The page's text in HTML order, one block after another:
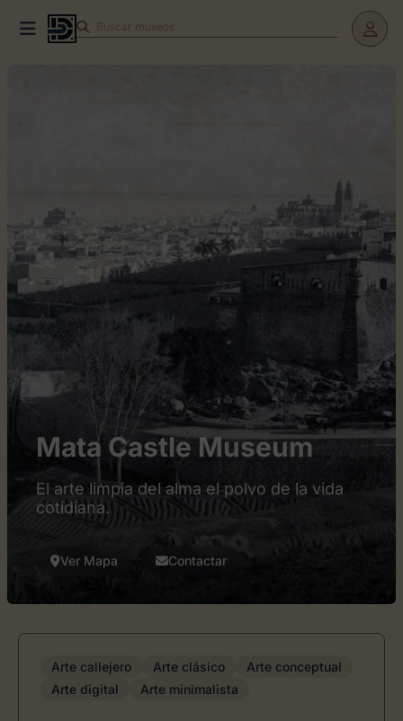
Buscar teatros
Mata Castle Museum
El arte limpia del alma el polvo de la vida
cotidiana.
Ver Mapa Contactar
Arte callejero Arte clásico
Arte conceptual
Arte digital
Arte minimalista